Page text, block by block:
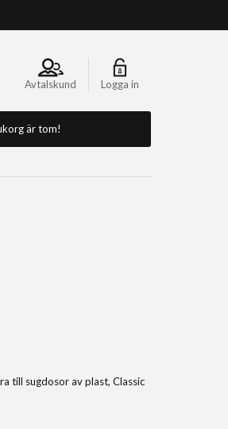
Avtalskund Logga in
är tom!
till sugdosor av plast, Classic